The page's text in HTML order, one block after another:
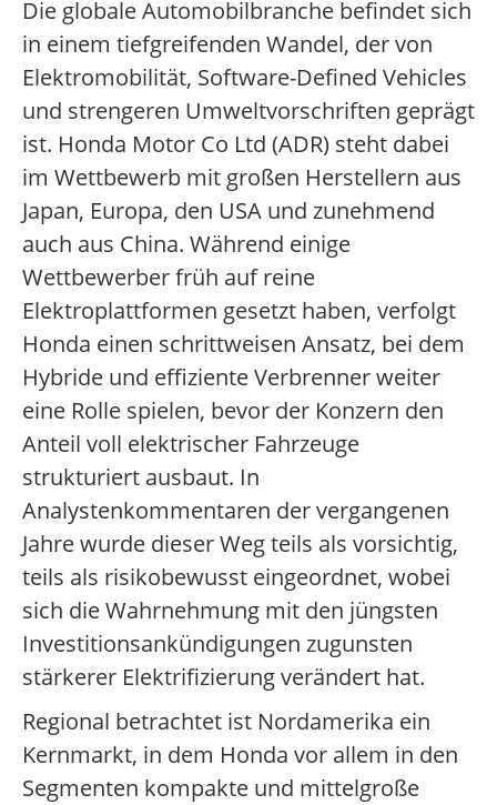
Die globale Automobilbranche befindet sich
in einem tiefgreifenden Wandel, der von
Elektromobilität, Software-Defined Vehicles
und strengeren Umweltvorschriften geprägt
ist. Honda Motor Co Ltd (ADR) steht dabei
im Wettbewerb mit großen Herstellern aus
Japan, Europa, den USA und zunehmend
auch aus China. Während einige
Wettbewerber früh auf reine
Elektroplattformen gesetzt haben, verfolgt
Honda einen schrittweisen Ansatz, bei dem
Hybride und effiziente Verbrenner weiter
eine Rolle spielen, bevor der Konzern den
Anteil voll elektrischer Fahrzeuge
strukturiert ausbaut. In
Analystenkommentaren der vergangenen
Jahre wurde dieser Weg teils als vorsichtig,
teils als risikobewusst eingeordnet, wobei
sich die Wahrnehmung mit den jüngsten
Investitionsankündigungen zugunsten
stärkerer Elektrifizierung verändert hat.
Regional betrachtet ist Nordamerika ein
Kernmarkt, in dem Honda vor allem in den
Segmenten kompakte und mittelgroße